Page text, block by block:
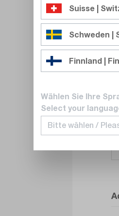
Suisse |
Schweden |
Finnland |
Wählen Sie Ihre
Select your